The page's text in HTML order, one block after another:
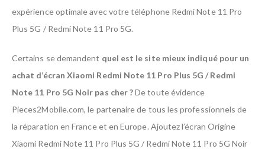
expérience optimale avec votre téléphone Redmi Note 11 Pro
Plus 5G / Redmi Note 11 Pro 5G.
Certains se demandent quel est le site mieux indiqué pour un
achat d’écran Xiaomi Redmi Note 11 Pro Plus 5G / Redmi
Note 11 Pro 5G Noir pas cher ?De toute évidence
Pieces2Mobile.com, le partenaire de tous les professionnels de
la réparation en France et en Europe. Ajoutez l’écran Origine
Xiaomi Redmi Note 11 Pro Plus 5G / Redmi Note 11 Pro 5G Noir